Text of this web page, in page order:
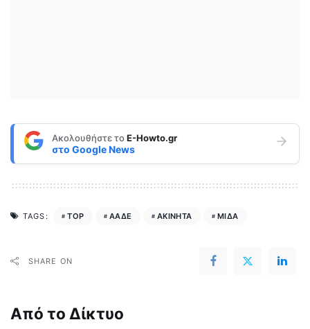
Ακολουθήστε τοE-Howto.gr
στο Google News
TAGS: TOP ΑΑΔΕ ΑΚΙΝΗΤΑ ΜΙΔΑ
SHARE ON
Από το Δίκτυο